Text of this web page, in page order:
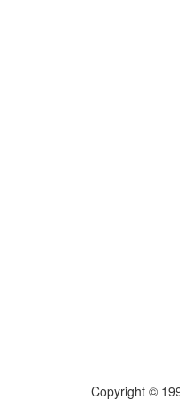
Copyright ©